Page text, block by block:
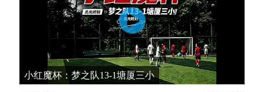
小红魔杯：梦之队13-1塘厦三小